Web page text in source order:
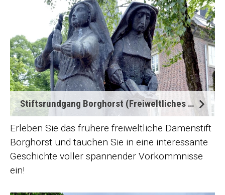
Stiftsrundgang Borghorst (Freiweltliches Damenstift)
Erleben Sie das frühere freiweltliche Damenstift
Borghorst und tauchen Sie in eine interessante
Geschichte voller spannender Vorkommnisse
ein!